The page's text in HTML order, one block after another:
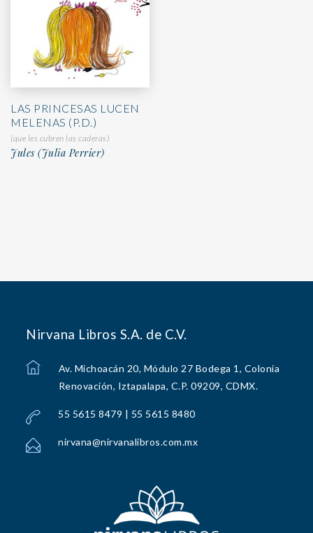
LAS PRINCESAS LUCEN
MELENAS (P.D.)
(que les cubren las caderas)
Jules (Julia Perrier)
Nirvana Libros S.A. de C.V.
Av. Michoacán 20, Módulo 27 Bodega 1, Colonia
Renovación, Iztapalapa, C.P. 09209, CDMX.
55 5615 8479 | 55 5615 8480
nirvana@nirvanalibros.com.mx